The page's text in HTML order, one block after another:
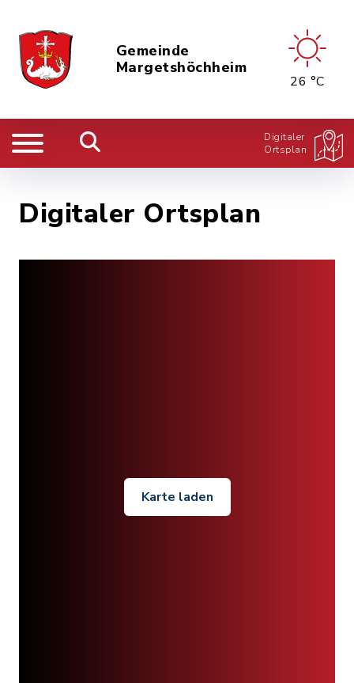
Gemeinde
Margetshöchheim
26 °C
Digitaler
Ortsplan
Digitaler Ortsplan
Karte laden